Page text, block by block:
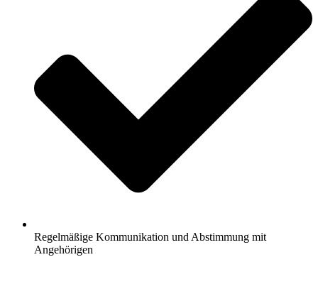
Regelmäßige Kommunikation und Abstimmung mit
Angehörigen